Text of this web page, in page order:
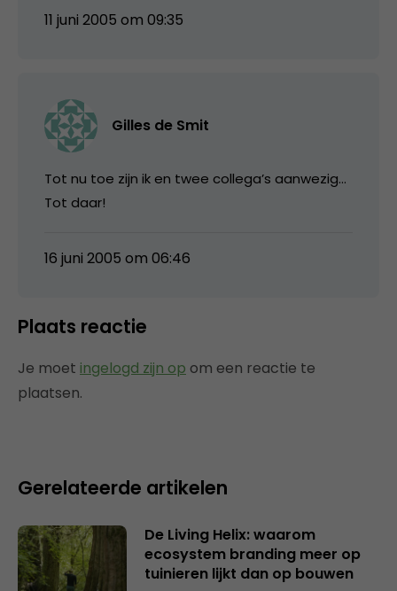
11 juni 2005 om 09:35
Gilles de Smit
Tot nu toe zijn ik en twee collega’s aanwezig…
Tot daar!
16 juni 2005 om 06:46
Plaats reactie
Je moet ingelogd zijn op om een reactie te
plaatsen.
Gerelateerde artikelen
De Living Helix: waarom
ecosystem branding meer op
tuinieren lijkt dan op bouwen